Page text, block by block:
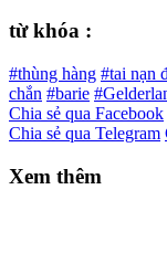
từ khóa :
#thùng hàng #tai nạn
chắn #barie
Chia sẻ qua Facebook
Chia sẻ qua Telegram
Xem thêm